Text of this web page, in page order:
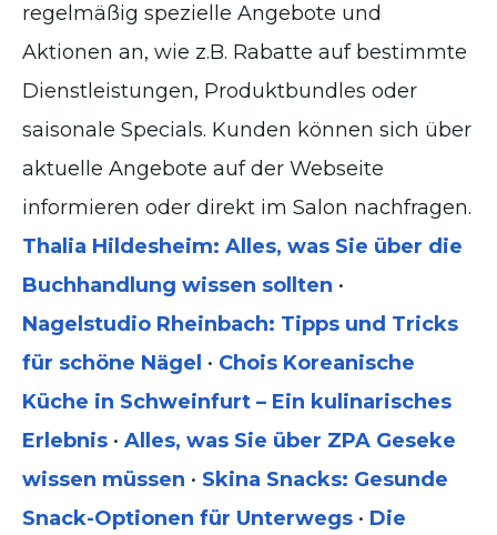
regelmäßig spezielle Angebote und
Aktionen an, wie z.B. Rabatte auf bestimmte
Dienstleistungen, Produktbundles oder
saisonale Specials. Kunden können sich über
aktuelle Angebote auf der Webseite
informieren oder direkt im Salon nachfragen.
Thalia Hildesheim: Alles, was Sie über die
Buchhandlung wissen sollten •
Nagelstudio Rheinbach: Tipps und Tricks
für schöne Nägel • Chois Koreanische
Küche in Schweinfurt – Ein kulinarisches
Erlebnis • Alles, was Sie über ZPA Geseke
wissen müssen • Skina Snacks: Gesunde
Snack-Optionen für Unterwegs • Die